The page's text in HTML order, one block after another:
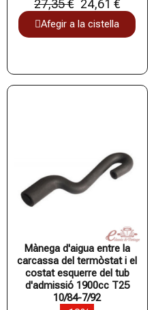
27,35 € 24,61 €
Afegir a la cistella
Mànega d'aigua entre la
carcassa del termòstat i el
costat esquerre del tub
d'admissió 1900cc T25
10/84-7/92